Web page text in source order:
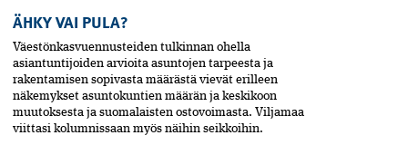
ÄHKY VAI PULA?
Väestönkasvuennusteiden tulkinnan­ ohella
asiantuntijoiden arvioita­ asuntojen tarpeesta ja
rakentamisen sopivasta­ määrästä vievät erilleen
näkemykset­ asuntokuntien määrän ja keskikoon
muutoksesta ja suomalaisten ostovoimasta. Viljamaa
viittasi kolumnissaan myös näihin seikkoihin.